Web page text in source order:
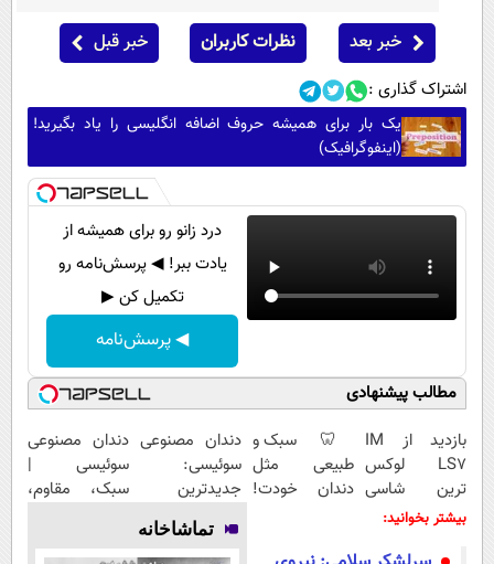
خبر بعد نظرات کاربران خبر قبل
اشتراک گذاری :
یک بار برای همیشه حروف اضافه انگلیسی را یاد بگیرید!
(اینفوگرافیک)
درد زانو رو برای همیشه از
یادت ببر! ◀ پرسش‌نامه رو
تکمیل کن ▶
◀ پرسش‌نامه
مطالب پیشنهادی
بازدید از IM
LS7 لوکس
ترین شاسی
بلند برقی ایران
🦷 سبک و
طبیعی مثل
دندان خودت!
دندان مصنوعی
سوئیسی:
جدیدترین
فناوری اروپا،
سبک و مقاوم |
دندان مصنوعی
سوئیسی |
سبک، مقاوم،
بیشتر بخوانید: تماشاخانه